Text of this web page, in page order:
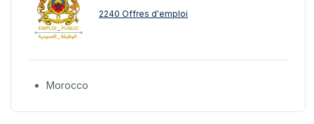
2240 Offres d'emploi
Morocco